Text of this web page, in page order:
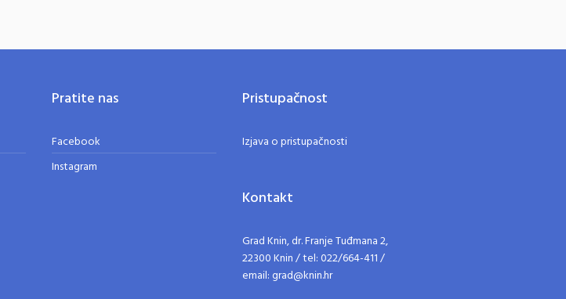
Pratite nas
Facebook
Instagram
Pristupačnost
Izjava o pristupačnosti
Kontakt
Grad Knin, dr. Franje Tuđmana 2,
22300 Knin / tel: 022/664-411 /
email: grad@knin.hr